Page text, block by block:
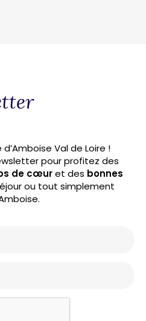
Val de Loire !
pour profitez des
de cœuret des bonnes
ou tout simplement